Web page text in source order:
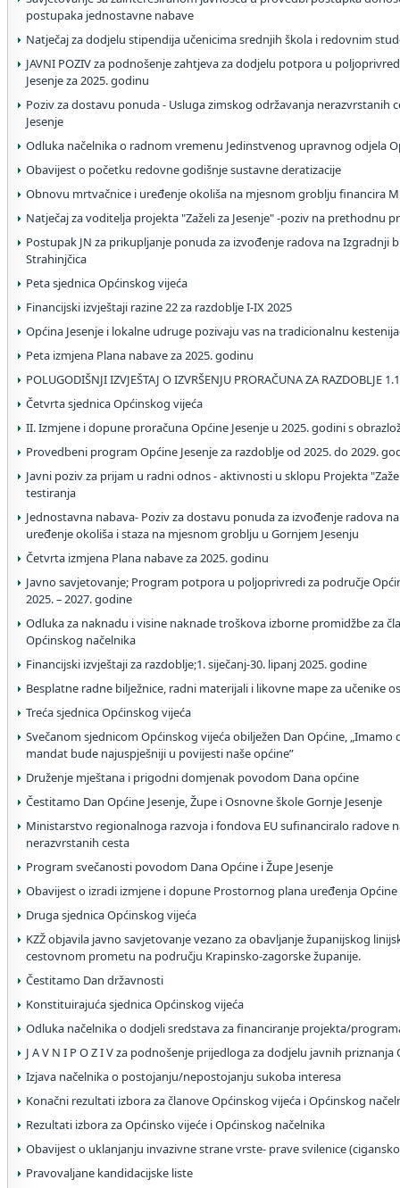
postupaka jednostavne nabave
Natječaj za dodjelu stipendija učenicima srednjih škola i redovnim
JAVNI POZIV za podnošenje zahtjeva za dodjelu potpora u
Jesenje za 2025. godinu
Poziv za dostavu ponuda - Usluga zimskog održavanja nerazvrstanih
Jesenje
Odluka načelnika o radnom vremenu Jedinstvenog upravnog odjela
Obavijest o početku redovne godišnje sustavne deratizacije
Obnovu mrtvačnice i uređenje okoliša na mjesnom groblju financira
Natječaj za voditelja projekta "Zaželi za Jesenje" -poziv na prethodnu
Postupak JN za prikupljanje ponuda za izvođenje radova na Izgradnji
Strahinjčica
Peta sjednica Općinskog vijeća
Financijski izvještaji razine 22 za razdoblje I-IX 2025
Općina Jesenje i lokalne udruge pozivaju vas na tradicionalnu
Peta izmjena Plana nabave za 2025. godinu
POLUGODIŠNJI IZVJEŠTAJ O IZVRŠENJU PRORAČUNA ZA RAZDOBLJE
Četvrta sjednica Općinskog vijeća
II. Izmjene i dopune proračuna Općine Jesenje u 2025. godini s
Provedbeni program Općine Jesenje za razdoblje od 2025. do 2029.
Javni poziv za prijam u radni odnos - aktivnosti u sklopu Projekta
testiranja
Jednostavna nabava- Poziv za dostavu ponuda za izvođenje radova
uređenje okoliša i staza na mjesnom groblju u Gornjem Jesenju
Četvrta izmjena Plana nabave za 2025. godinu
Javno savjetovanje; Program potpora u poljoprivredi za područje
2025. – 2027. godine
Odluka za naknadu i visine naknade troškova izborne promidžbe za
Općinskog načelnika
Financijski izvještaji za razdoblje;1. siječanj-30. lipanj 2025. godine
Besplatne radne bilježnice, radni materijali i likovne mape za učenike
Treća sjednica Općinskog vijeća
Svečanom sjednicom Općinskog vijeća obilježen Dan Općine,
mandat bude najuspješniji u povijesti naše općine”
Druženje mještana i prigodni domjenak povodom Dana općine
Čestitamo Dan Općine Jesenje, Župe i Osnovne škole Gornje Jesenje
Ministarstvo regionalnoga razvoja i fondova EU sufinanciralo radove
nerazvrstanih cesta
Program svečanosti povodom Dana Općine i Župe Jesenje
Obavijest o izradi izmjene i dopune Prostornog plana uređenja
Druga sjednica Općinskog vijeća
KZŽ objavila javno savjetovanje vezano za obavljanje županijskog
cestovnom prometu na području Krapinsko-zagorske županije.
Čestitamo Dan državnosti
Konstituirajuća sjednica Općinskog vijeća
Odluka načelnika o dodjeli sredstava za financiranje projekta/
J A V N I P O Z I V za podnošenje prijedloga za dodjelu javnih priznanja
Izjava načelnika o postojanju/nepostojanju sukoba interesa
Konačni rezultati izbora za članove Općinskog vijeća i Općinskog
Rezultati izbora za Općinsko vijeće i Općinskog načelnika
Obavijest o uklanjanju invazivne strane vrste- prave svilenice
Pravovaljane kandidacijske liste